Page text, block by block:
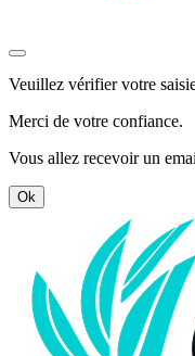
Veuillez vérifier votre
Merci de votre confiance.
Vous allez recevoir un
Ok